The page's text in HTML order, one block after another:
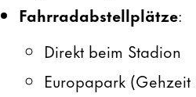
Fahrradabstellplätze:
Direkt beim Stadion
Europapark